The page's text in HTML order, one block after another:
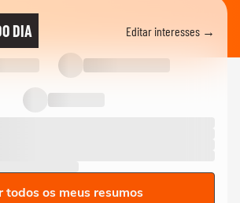
DIA Editar interesses →
todos os meus resumos